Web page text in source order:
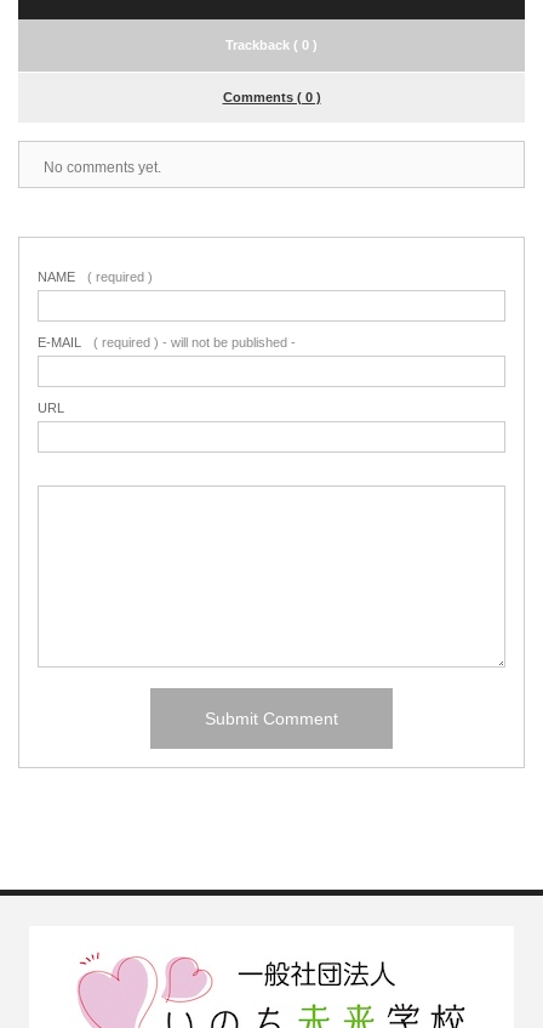
Trackback ( 0 )
Comments ( 0 )
No comments yet.
NAME ( required )
E-MAIL ( required ) - will not be published -
URL